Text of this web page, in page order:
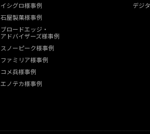
イシグロ様事例
石屋製菓様事例
ブロードエッジ・
アドバイザーズ様事例
スノーピーク様事例
ファミリア様事例
コメ兵様事例
エノテカ様事例
デジ